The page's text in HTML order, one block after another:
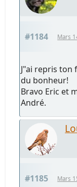
#1184 Mars
J"ai repris ton
du bonheur!
Bravo Eric et
André.
#1185 Mars